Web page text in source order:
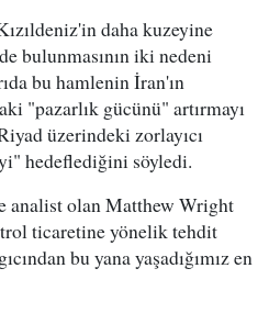
daha kuzeyine
bulunmasının iki nedeni
bu hamlenin İran'ın
"pazarlık gücünü" artırmayı
üzerindeki zorlayıcı
hedeflediğini söyledi.
analist olan Matthew Wright
ticaretine yönelik tehdit
bu yana yaşadığımız en